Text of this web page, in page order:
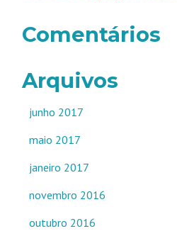
Comentários
Arquivos
junho 2017
maio 2017
janeiro 2017
novembro 2016
outubro 2016